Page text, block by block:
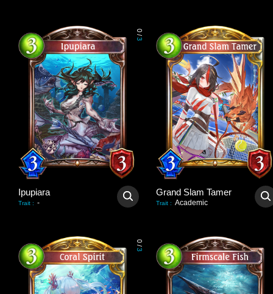
0
/
3
Ipupiara
Trait : -
Grand Slam Tamer
Trait : Academic
0
/
3